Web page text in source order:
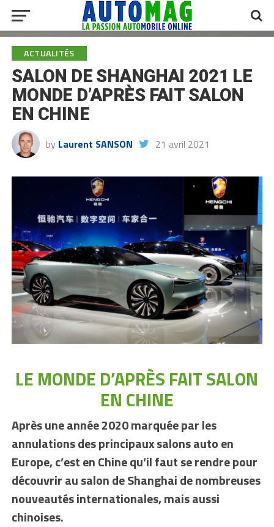
ACTUALITÉS
SALON DE SHANGHAI 2021 LE
MONDE D’APRÈS FAIT SALON
EN CHINE
by Laurent SANSON 21 avril 2021
LE MONDE D’APRÈS FAIT SALON
EN CHINE
Après une année 2020 marquée par les
annulations des principaux salons auto en
Europe, c’est en Chine qu’il faut se rendre pour
découvrir au salon de Shanghai de nombreuses
nouveautés internationales, mais aussi
chinoises.